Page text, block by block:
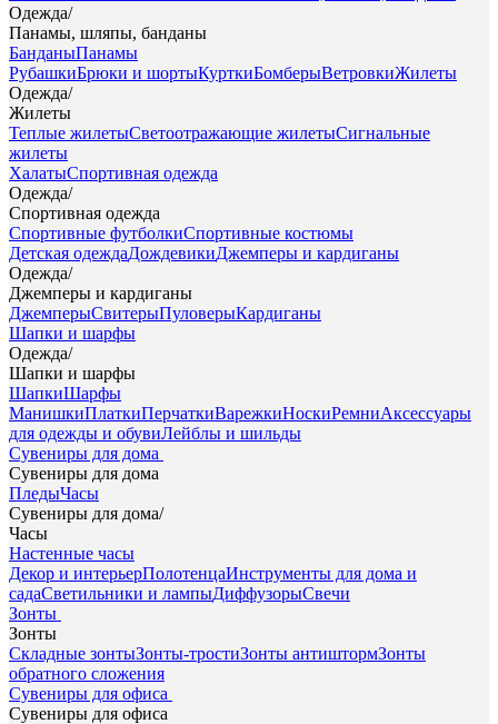
Одежда/
Панамы, шляпы, банданы
БанданыПанамы
РубашкиБрюки и шортыКурткиБомберыВетровкиЖилеты
Одежда/
Жилеты
Теплые жилетыСветоотражающие жилетыСигнальные
жилеты
ХалатыСпортивная одежда
Одежда/
Спортивная одежда
Спортивные футболкиСпортивные костюмы
Детская одеждаДождевикиДжемперы и кардиганы
Одежда/
Джемперы и кардиганы
ДжемперыСвитерыПуловерыКардиганы
Шапки и шарфы
Одежда/
Шапки и шарфы
ШапкиШарфы
МанишкиПлаткиПерчаткиВарежкиНоскиРемниАксессуары
для одежды и обувиЛейблы и шильды
Сувениры для дома
Сувениры для дома
ПледыЧасы
Сувениры для дома/
Часы
Настенные часы
Декор и интерьерПолотенцаИнструменты для дома и
садаСветильники и лампыДиффузорыСвечи
Зонты
Зонты
Складные зонтыЗонты-тростиЗонты антиштормЗонты
обратного сложения
Сувениры для офиса
Сувениры для офиса